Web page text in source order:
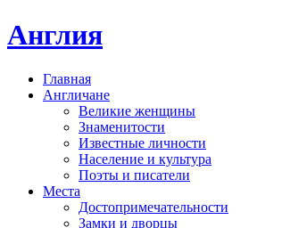
Англия
Главная
Англичане
Великие женщины
Знаменитости
Известные личности
Население и культура
Поэты и писатели
Места
Достопримечательности
Замки и дворцы